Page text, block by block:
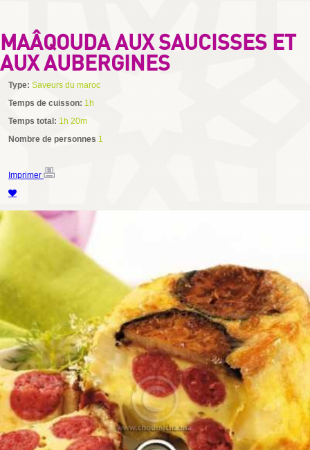
MAÂQOUDA AUX SAUCISSES ET
AUX AUBERGINES
Type: Saveurs du maroc
Temps de cuisson: 1h
Temps total: 1h 20m
Nombre de personnes 1
Imprimer